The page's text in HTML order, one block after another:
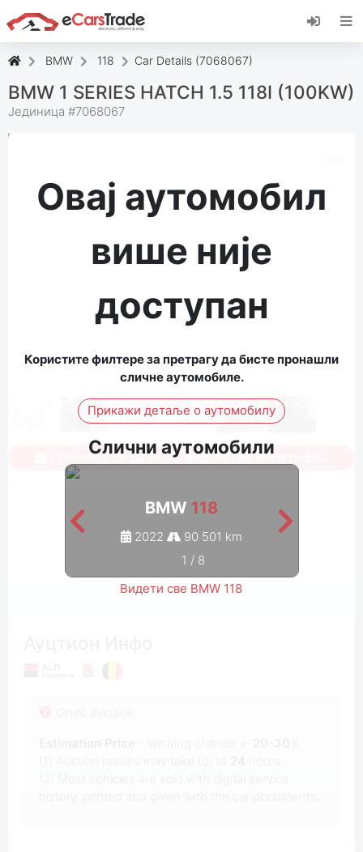
Инсталирајте веб апликацију еЦарсТраде,
додајте је на свој почетни екран и примајте
BMW 118 Car Details (7068067)
BMW 1 SERIES HATCH 1.5 118I (100KW)
Јединица #7068067
Овај аутомобил
више није
доступан
Користите филтере за претрагу да бисте пронашли
сличне аутомобиле.
Прикажи детаље о аутомобилу
Слични аутомобили
BMW 118
2022
90 501 km
1 / 8
Видети све BMW 118
Пријавите се да бисте видели све фотографије